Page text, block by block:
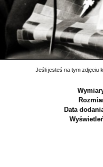
Jeśli jesteś na tym zdjęciu
Data